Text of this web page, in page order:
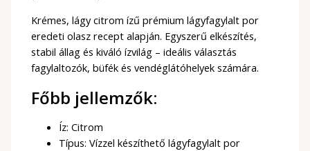
Krémes, lágy citrom ízű prémium lágyfagylalt por
eredeti olasz recept alapján. Egyszerű elkészítés,
stabil állag és kiváló ízvilág – ideális választás
fagylaltozók, büfék és vendéglátóhelyek számára.
Főbb jellemzők:
Íz: Citrom
Típus: Vízzel készíthető lágyfagylalt por